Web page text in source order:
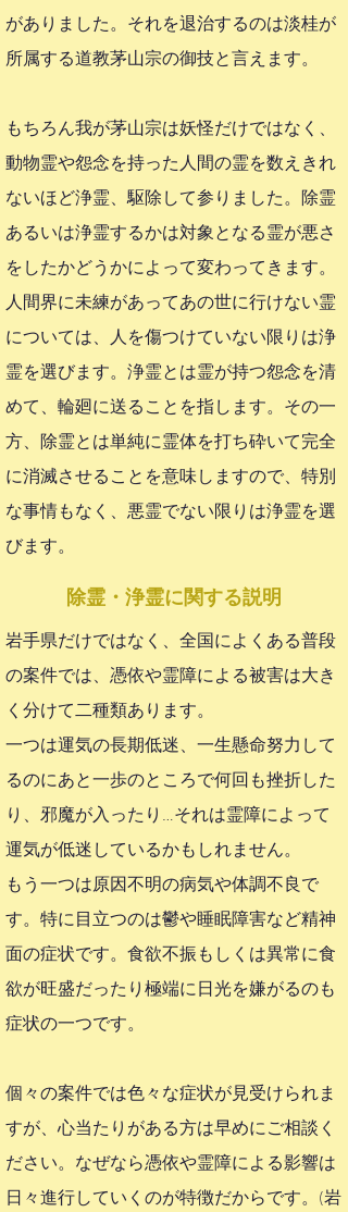
がありました。それを退治するのは淡桂が
所属する道教茅山宗の御技と言えます。
もちろん我が茅山宗は妖怪だけではなく、
動物霊や怨念を持った人間の霊を数えきれ
ないほど浄霊、駆除して参りました。除霊
あるいは浄霊するかは対象となる霊が悪さ
をしたかどうかによって変わってきます。
人間界に未練があってあの世に行けない霊
については、人を傷つけていない限りは浄
霊を選びます。浄霊とは霊が持つ怨念を清
めて、輪廻に送ることを指します。その一
方、除霊とは単純に霊体を打ち砕いて完全
に消滅させることを意味しますので、特別
な事情もなく、悪霊でない限りは浄霊を選
びます。
​除霊・浄霊に関する説明
岩手県だけではなく、全国によくある普段
の案件では、憑依や霊障による被害は大き
く分けて二種類あります。
一つは運気の長期低迷、一生懸命努力して
るのにあと一歩のところで何回も挫折した
り、邪魔が入ったり…それは霊障によって
運気が低迷しているかもしれません。​
もう一つは原因不明の病気や体調不良で
す。特に目立つのは鬱や睡眠障害など精神
面の症状です。食欲不振もしくは異常に食
欲が旺盛だったり極端に日光を嫌がるのも
症状の一つです。
個々の案件では色々な症状が見受けられま
すが、心当たりがある方は早めにご相談く
ださい。なぜなら憑依や霊障による影響は
日々進行していくのが特徴だからです。​(岩